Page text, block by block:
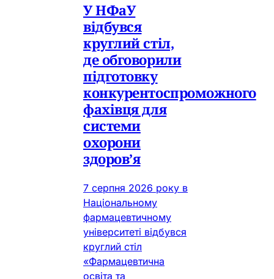
У НФаУ
відбувся
круглий стіл,
де обговорили
підготовку
конкурентоспроможного
фахівця для
системи
охорони
здоров’я
7 серпня 2026 року в
Національному
фармацевтичному
університеті відбувся
круглий стіл
«Фармацевтична
освіта та